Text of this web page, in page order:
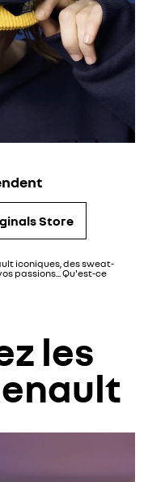
Store
iconiques, des sweat-
passions... Qu'est-ce
les